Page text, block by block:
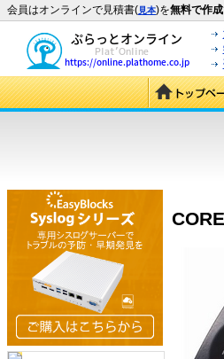
会員はオンラインで見積書(見本)を無料で作成